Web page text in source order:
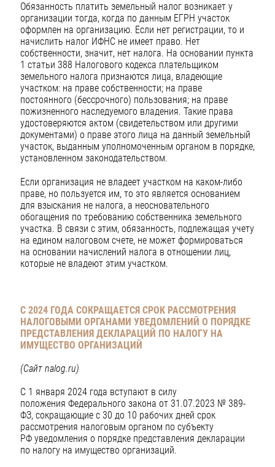
Обязанность платить земельный налог возникает у
организации тогда, когда по данным ЕГРН участок
оформлен на организацию. Если нет регистрации, то и
начислить налог ИФНС не имеет право. Нет
собственности, значит, нет налога. На основании пункта
1 статьи 388 Налогового кодекса плательщиком
земельного налога признаются лица, владеющие
участком: на праве собственности; на праве
постоянного (бессрочного) пользования; на праве
пожизненного наследуемого владения. Такие права
удостоверяются актом (свидетельством или другими
документами) о праве этого лица на данный земельный
участок, выданным уполномоченным органом в порядке,
установленном законодательством.
Если организация не владеет участком на каком-либо
праве, но пользуется им, то это является основанием
для взыскания не налога, а неосновательного
обогащения по требованию собственника земельного
участка. В связи с этим, обязанность, подлежащая учету
на едином налоговом счете, не может формироваться
на основании начислений налога в отношении лиц,
которые не владеют этим участком.
С 2024 ГОДА СОКРАЩАЕТСЯ СРОК РАССМОТРЕНИЯ
НАЛОГОВЫМИ ОРГАНАМИ УВЕДОМЛЕНИЙ О ПОРЯДКЕ
ПРЕДСТАВЛЕНИЯ ДЕКЛАРАЦИЙ ПО НАЛОГУ НА
ИМУЩЕСТВО ОРГАНИЗАЦИЙ
(Сайт nalog.ru)
С 1 января 2024 года вступают в силу
положения Федерального закона от 31.07.2023 № 389-
ФЗ, сокращающие с 30 до 10 рабочих дней срок
рассмотрения налоговым органом по субъекту
РФ уведомления о порядке представления декларации
по налогу на имущество организаций.